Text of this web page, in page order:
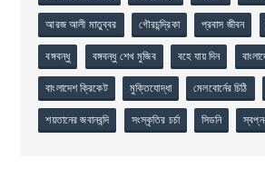
আরজ আলী মাতুব্বর গৌরচন্দ্রিকা প্রবাস জীবন
বঙ্গবন্ধু বঙ্গবন্ধু শেখ মুজিব বহে যায় দিন
বাংলাদেশ ক্রিকেট মুক্তিযোদ্ধা মেলবোর্নের চিঠি
শয়তানের জবানবন্দি সংস্কৃতির চর্চা সিডনি